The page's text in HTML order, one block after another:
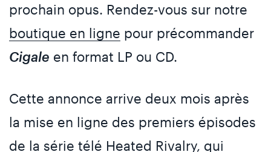
prochain opus. Rendez-vous sur notre
boutique en ligne pour précommander
Cigale en format LP ou CD.
Cette annonce arrive deux mois après
la mise en ligne des premiers épisodes
de la série télé Heated Rivalry, qui